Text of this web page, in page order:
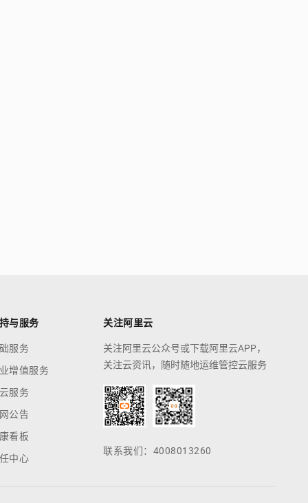
与服务
服务
增值服务
服务
公告
看板
中心
关注阿里云
关注阿里云公众号或下载阿里云APP，
关注云资讯，随时随地运维管控云服务
联系我们：4008013260